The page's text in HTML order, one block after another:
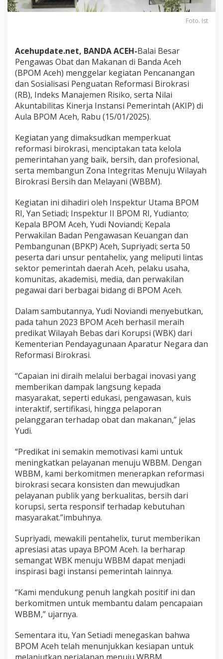
:
B
A
c
h
L
i
b
t
a
n
S
e
m
u
P
i
h
a
k
Foto. Ist
Acehupdate.net, BANDA ACEH-Balai Besar
Pengawas Obat dan Makanan di Banda Aceh
(BPOM Aceh) menggelar kegiatan Pencanangan
dan Sosialisasi Penguatan Reformasi Birokrasi
(RB), Indeks Manajemen Risiko, serta Nilai
Akuntabilitas Kinerja Instansi Pemerintah (AKIP) di
Aula BPOM Aceh, Rabu (15/01/2025).
Kegiatan yang dimaksudkan memperkuat
reformasi birokrasi, menciptakan tata kelola
pemerintahan yang baik, bersih, dan profesional,
serta membangun Zona Integritas Menuju Wilayah
Birokrasi Bersih dan Melayani (WBBM).
Kegiatan ini dihadiri oleh Inspektur Utama BPOM
RI, Yan Setiadi; Inspektur II BPOM RI, Yudianto;
Kepala BPOM Aceh, Yudi Noviandi; Kepala
Perwakilan Badan Pengawasan Keuangan dan
Pembangunan (BPKP) Aceh, Supriyadi; serta 50
peserta dari unsur pentahelix, yang meliputi lintas
sektor pemerintah daerah Aceh, pelaku usaha,
komunitas, akademisi, media, dan perwakilan
pegawai dari berbagai bidang di BPOM Aceh.
Dalam sambutannya, Yudi Noviandi menyebutkan,
pada tahun 2023 BPOM Aceh berhasil meraih
predikat Wilayah Bebas dari Korupsi (WBK) dari
Kementerian Pendayagunaan Aparatur Negara dan
Reformasi Birokrasi.
“Capaian ini diraih melalui berbagai inovasi yang
memberikan dampak langsung kepada
masyarakat, seperti edukasi, pengawasan, kuis
interaktif, sertifikasi, hingga pelaporan
pelanggaran terhadap obat dan makanan,” jelas
Yudi.
“Predikat ini semakin memotivasi kami untuk
meningkatkan pelayanan menuju WBBM. Dengan
WBBM, kami berkomitmen menerapkan reformasi
birokrasi secara konsisten dan mewujudkan
pelayanan publik yang berkualitas, bersih dari
korupsi, serta responsif terhadap kebutuhan
masyarakat.”imbuhnya.
Supriyadi, mewakili pentahelix, turut memberikan
apresiasi atas upaya BPOM Aceh. Ia berharap
semangat WBK menuju WBBM dapat menjadi
inspirasi bagi instansi pemerintah lainnya.
“Kami mendukung penuh langkah positif ini dan
berkomitmen untuk membantu dalam pencapaian
WBBM,” ujarnya.
Sementara itu, Yan Setiadi menegaskan bahwa
BPOM Aceh telah menunjukkan kesiapan untuk
melanjutkan perjalanan menuju WBBM.